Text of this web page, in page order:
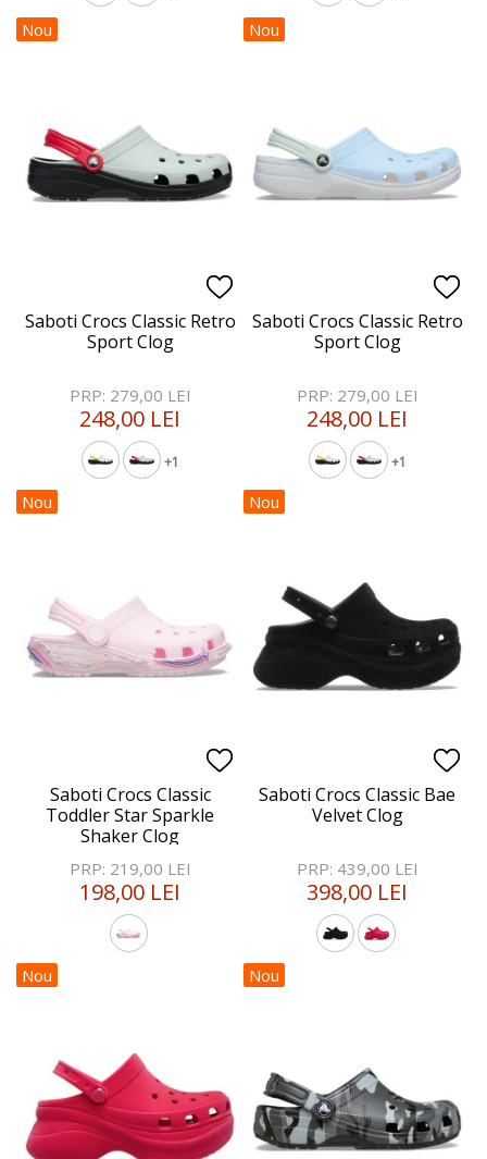
Nou
Saboti Crocs Classic Retro
Sport Clog
+1
PRP: 279,00 LEI
248,00 LEI
Nou
Saboti Crocs Classic Retro
Sport Clog
+1
PRP: 279,00 LEI
248,00 LEI
Nou
Saboti Crocs Classic
Toddler Star Sparkle
Shaker Clog
PRP: 219,00 LEI
198,00 LEI
Nou
Saboti Crocs Classic Bae
Velvet Clog
PRP: 439,00 LEI
398,00 LEI
Nou Nou